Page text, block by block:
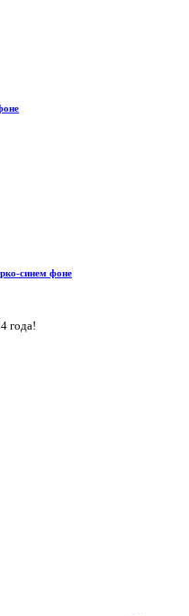
синем фоне
года!